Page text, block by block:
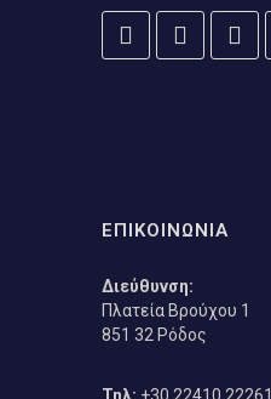
ΕΠΙΚΟΙΝΩΝΙΑ
Διεύθυνση:
Πλατεία Βρούχου 1
851 32 Ρόδος